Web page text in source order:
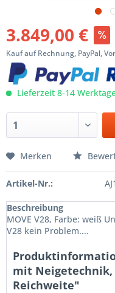
3.849,00 €
Kauf auf Rechnung, PayPal,
Lieferzeit 8-14
Merken
Artikel-Nr.:
Beschreibung
MOVE V28, Farbe: weiß
V28 kein Problem....
mit Neigetechnik,
Reichweite"